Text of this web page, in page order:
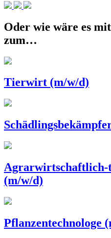
Oder wie wäre es
zum…
Tierwirt (m/w/d)
Agrarwirtschaftlich-
(m/w/d)
Pflanzentechnologe